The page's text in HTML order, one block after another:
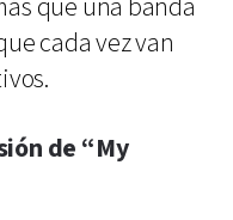
que una banda
cada vez van
de “My